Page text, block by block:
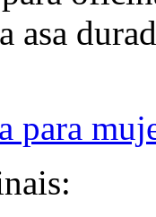
asa
para